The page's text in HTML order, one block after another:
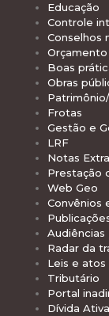
Educação
Controle
Conselhos
Boas
Obras
Frotas
Gestão e
LRF
Notas
Prestação
Web Geo
Convênios
Audiências
Radar da
Leis e atos
Tributário
Portal
Dívida Ativa